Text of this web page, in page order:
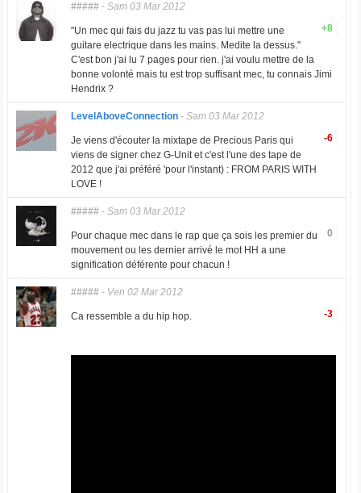
#####- Sam 03 Mar 2012
+8
"Un mec qui fais du jazz tu vas pas lui mettre une
guitare electrique dans les mains. Medite la dessus."
C'est bon j'ai lu 7 pages pour rien. j'ai voulu mettre de la
bonne volonté mais tu est trop suffisant mec, tu connais Jimi
Hendrix ?
LevelAboveConnection- Sam 03 Mar 2012
-6
Je viens d'écouter la mixtape de Precious Paris qui
viens de signer chez G-Unit et c'est l'une des tape de
2012 que j'ai préféré 'pour l'instant) : FROM PARIS WITH
LOVE !
#####- Sam 03 Mar 2012
0
Pour chaque mec dans le rap que ça sois les premier du
mouvement ou les dernier arrivé le mot HH a une
signification déférente pour chacun !
#####- Ven 02 Mar 2012
-3
Ca ressemble a du hip hop.